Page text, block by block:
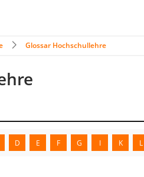
Glossar Hochschullehre
D E F G I K L